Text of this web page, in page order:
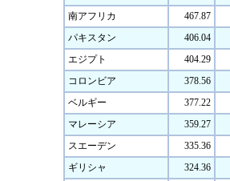
南アフリカ
467.87
パキスタン
406.04
エジプト
404.29
コロンビア
378.56
ベルギー
377.22
マレーシア
359.27
スエーデン
335.36
ギリシャ
324.36